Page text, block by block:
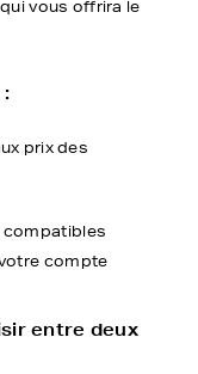
vous offrira le
:
prix des
compatibles
compte
entre deux